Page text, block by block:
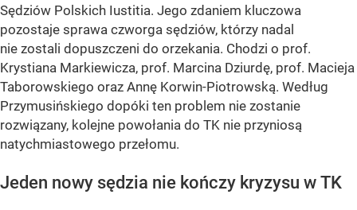
Sędziów Polskich Iustitia. Jego zdaniem kluczowa
pozostaje sprawa czworga sędziów, którzy nadal
nie zostali dopuszczeni do orzekania. Chodzi o prof.
Krystiana Markiewicza, prof. Marcina Dziurdę, prof. Macieja
Taborowskiego oraz Annę Korwin-Piotrowską. Według
Przymusińskiego dopóki ten problem nie zostanie
rozwiązany, kolejne powołania do TK nie przyniosą
natychmiastowego przełomu.
Jeden nowy sędzia nie kończy kryzysu w TK